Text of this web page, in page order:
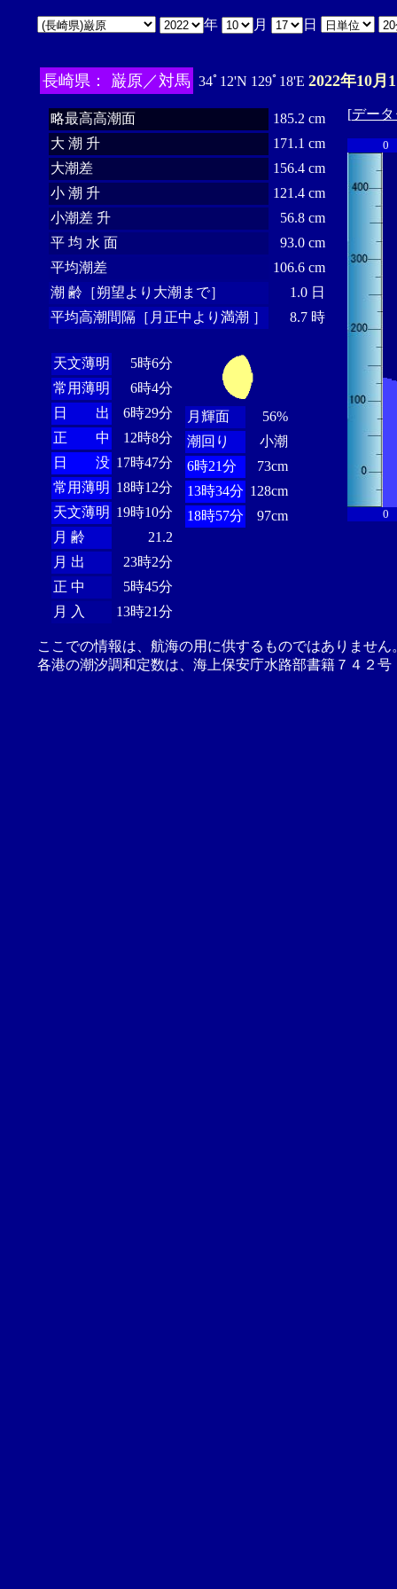
年 月 日
長崎県： 巌原／対馬 34ﾟ12'N 129ﾟ18'E 2022年10月
略最高高潮面
185.2 cm
大 潮 升
171.1 cm
大潮差
156.4 cm
小 潮 升
121.4 cm
小潮差 升
56.8 cm
平 均 水 面
93.0 cm
平均潮差
106.6 cm
潮 齢［朔望より大潮まで］
1.0 日
平均高潮間隔［月正中より満潮 ］
8.7 時
天文薄明
5時6分
常用薄明
6時4分
日 出
6時29分
正 中
12時8分
日 没 17時47分
常用薄明 18時12分
天文薄明 19時10分
月 齢
21.2
月 出
23時2分
正 中
5時45分
月 入
13時21分
月輝面
56%
潮回り
小潮
6時21分
73cm
13時34分 128cm
18時57分
97cm
[デー
0
0
ここでの情報は、航海の用に供するものではありませ
各港の潮汐調和定数は、海上保安庁水路部書籍７４２